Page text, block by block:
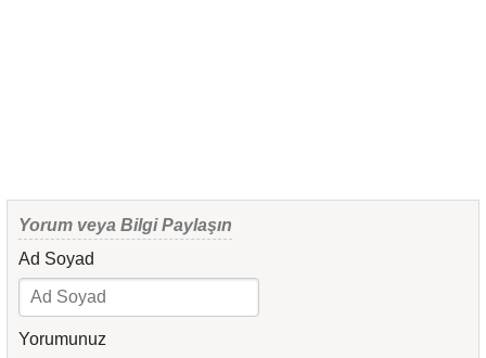
Yorum veya Bilgi Paylaşın
Ad Soyad
Yorumunuz